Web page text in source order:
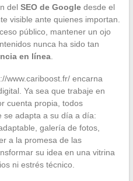
del SEO de Googledesde el
visible ante quienes importan.
público, mantener un ojo
nunca ha sido tan
en línea.
www.cariboost.fr/ encarna
Ya sea que trabaje en
cuenta propia, todos
se adapta a su día a día:
galería de fotos,
a la promesa de las
su idea en una vitrina
ni estrés técnico.